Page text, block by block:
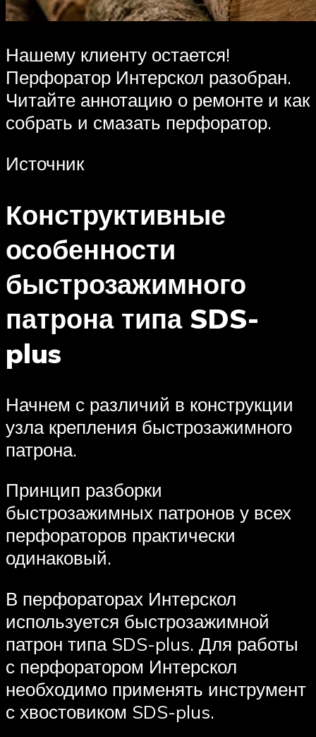
Нашему клиенту остается!
Перфоратор Интерскол разобран.
Читайте аннотацию о ремонте и как
собрать и смазать перфоратор.
Источник
Конструктивные
особенности
быстрозажимного
патрона типа SDS-
plus
Начнем с различий в конструкции
узла крепления быстрозажимного
патрона.
Принцип разборки
быстрозажимных патронов у всех
перфораторов практически
одинаковый.
В перфораторах Интерскол
используется быстрозажимной
патрон типа SDS-plus. Для работы
с перфоратором Интерскол
необходимо применять инструмент
с хвостовиком SDS-plus.